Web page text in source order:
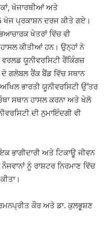
ਖੋਜਾਰਥੀਆਂ ਅਤੇ
ਖੋਜ ਪ੍ਰਕਾਸ਼ਨ ਦਰਜ ਕੀਤੇ ਗਏ।
ਖੇਤਰਾਂ ਵਿੱਚ ਵੀ
ਕੀਤੀਆਂ ਹਨ। ਉਨ੍ਹਾਂ ਨੇ
ਯੂਨੀਵਰਸਿਟੀ ਰੈਂਕਿੰਗਜ਼
ਦੇ ਗਲੋਬਲ ਰੈਂਕ ਬੈਂਡ ਵਿੱਚ ਸਥਾਨ
ਭਾਰਤੀ ਯੂਨੀਵਰਸਿਟੀ ਉੱਤਰ
ਸਥਾਨ ਹਾਸਲ ਕਰਨਾ ਅਤੇ ਖੇਲੋ
ਦੀ ਨੁਮਾਇੰਦਗੀ ਵੀ
ਭਾਗੀਦਾਰੀ ਅਤੇ ਟਿਕਾਊ ਜੀਵਨ
ਨੂੰ ਰਾਸ਼ਟਰ ਨਿਰਮਾਣ ਵਿੱਚ
ਕੌਰ ਅਤੇ ਡਾ. ਕੁਲਭੂਸ਼ਣ